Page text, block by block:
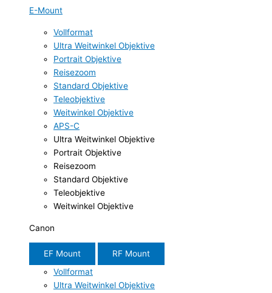
E-Mount
Vollformat
Ultra Weitwinkel Objektive
Portrait Objektive
Reisezoom
Standard Objektive
Teleobjektive
Weitwinkel Objektive
APS-C
Ultra Weitwinkel Objektive
Portrait Objektive
Reisezoom
Standard Objektive
Teleobjektive
Weitwinkel Objektive
Canon
EF Mount
RF Mount
Vollformat
Ultra Weitwinkel Objektive